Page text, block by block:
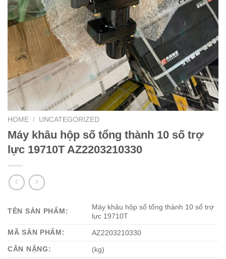
HOME / UNCATEGORIZED
Máy khâu hộp số tổng thành 10 số trợ
lực 19710T AZ2203210330
TÊN SẢN PHẨM:
Máy khâu hộp số tổng thành 10 số trợ
lực 19710T
MÃ SẢN PHẨM:
AZ2203210330
CÂN NẶNG:
(kg)